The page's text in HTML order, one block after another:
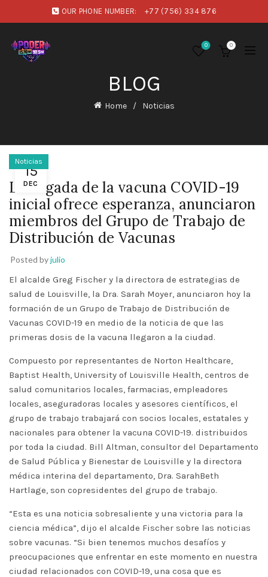
OUR PHONE NUMBER: +77 (756) 334 876
0 0
BLOG
Home Noticias
15
DEC
Noticias
La llegada de la vacuna COVID-19
inicial ofrece esperanza, anunciaron
miembros del Grupo de Trabajo de
Distribución de Vacunas
Posted byjulio
El alcalde Greg Fischer y la directora de estrategias de
salud de Louisville, la Dra. Sarah Moyer, anunciaron hoy la
formación de un Grupo de Trabajo de Distribución de
Vacunas COVID-19 en medio de la noticia de que las
primeras dosis de la vacuna llegaron a la ciudad.
Compuesto por representantes de Norton Healthcare,
Baptist Health, University of Louisville Health, centros de
salud comunitarios locales, farmacias, empleadores
locales, aseguradoras locales y asesores científicos, el
grupo de trabajo trabajará con socios locales, estatales y
nacionales para obtener la vacuna COVID-19. distribuidos
por toda la ciudad. Bill Altman, consultor del Departamento
de Salud Pública y Bienestar de Louisville y la directora
médica interina del departamento, Dra. SarahBeth
Hartlage, son copresidentes del grupo de trabajo.
“Esta es una noticia sobresaliente y una victoria para la
ciencia médica”, dijo el alcalde Fischer sobre las noticias
sobre vacunas. “Si bien tenemos muchos desafíos y
preocupaciones que enfrentar en este momento en nuestra
ciudad relacionados con COVID-19, una cosa que es